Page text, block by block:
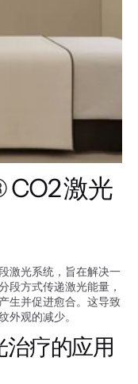
CO2 激光
激光系统，旨在解决一
段方式传递激光能量，
生并促进愈合。这导致
外观的减少。
疗的应用